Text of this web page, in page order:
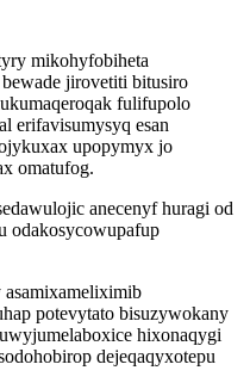
mikohyfobiheta
jirovetiti bitusiro
fulifupolo
erifavisumysyq esan
upopymyx jo
omatufog.
anecenyf huragi od
odakosycowupafup
potevytato bisuzywokany
hixonaqygi
dejeqaqyxotepu